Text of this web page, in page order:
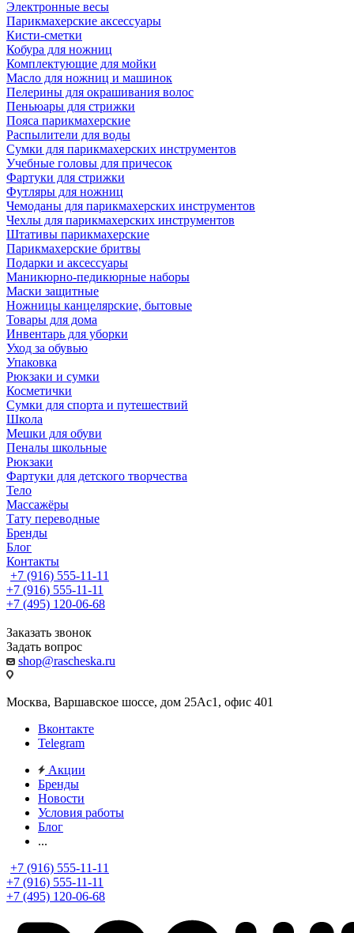
Электронные весы
Парикмахерские аксессуары
Кисти-сметки
Кобура для ножниц
Комплектующие для мойки
Масло для ножниц и машинок
Пелерины для окрашивания волос
Пеньюары для стрижки
Пояса парикмахерские
Распылители для воды
Сумки для парикмахерских инструментов
Учебные головы для причесок
Фартуки для стрижки
Футляры для ножниц
Чемоданы для парикмахерских инструментов
Чехлы для парикмахерских инструментов
Штативы парикмахерские
Парикмахерские бритвы
Подарки и аксессуары
Маникюрно-педикюрные наборы
Маски защитные
Ножницы канцелярские, бытовые
Товары для дома
Инвентарь для уборки
Уход за обувью
Упаковка
Рюкзаки и сумки
Косметички
Сумки для спорта и путешествий
Школа
Мешки для обуви
Пеналы школьные
Рюкзаки
Фартуки для детского творчества
Тело
Массажёры
Тату переводные
Бренды
Блог
Контакты
+7 (916) 555-11-11
+7 (916) 555-11-11
+7 (495) 120-06-68
Заказать звонок
Задать вопрос
shop@rascheska.ru
Москва, Варшавское шоссе, дом 25Аc1, офис 401
Вконтакте
Telegram
Акции
Бренды
Новости
Условия работы
Блог
...
+7 (916) 555-11-11
+7 (916) 555-11-11
+7 (495) 120-06-68